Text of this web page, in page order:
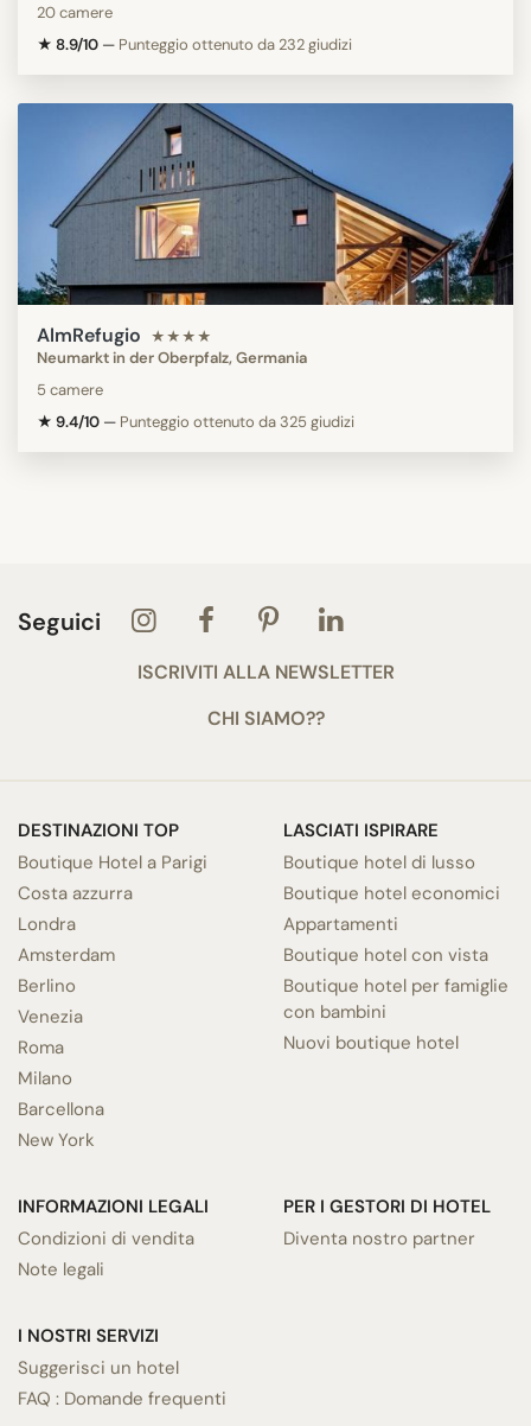
20 camere
★ 8.9/10 — Punteggio ottenuto da 232 giudizi
AlmRefugio ★★★★
Neumarkt in der Oberpfalz, Germania
5 camere
★ 9.4/10 — Punteggio ottenuto da 325 giudizi
Seguici
ISCRIVITI ALLA NEWSLETTER
CHI SIAMO??
DESTINAZIONI TOP
Boutique Hotel a Parigi
Costa azzurra
Londra
Amsterdam
Berlino
Venezia
Roma
Milano
Barcellona
New York
LASCIATI ISPIRARE
Boutique hotel di lusso
Boutique hotel economici
Appartamenti
Boutique hotel con vista
Boutique hotel per famiglie
con bambini
Nuovi boutique hotel
INFORMAZIONI LEGALI
Condizioni di vendita
Note legali
I NOSTRI SERVIZI
Suggerisci un hotel
FAQ : Domande frequenti
PER I GESTORI DI HOTEL
Diventa nostro partner